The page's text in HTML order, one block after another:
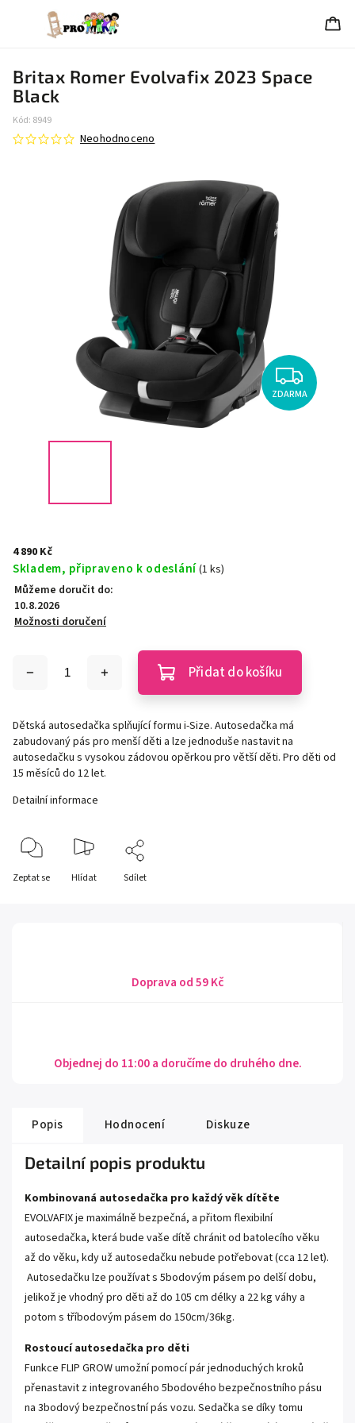
Britax Romer Evolvafix 2023 Space
Black
Kód: 8949
Neohodnoceno
ZDARMA
4 890 Kč
Skladem, připraveno k odeslání(1 ks)
Můžeme doručit do:
10.8.2026
Možnosti doručení
Přidat do košíku
Dětská autosedačka splňující formu i-Size. Autosedačka má
zabudovaný pás pro menší děti a lze jednoduše nastavit na
autosedačku s vysokou zádovou opěrkou pro větší děti. Pro děti od
15 měsíců do 12 let.
Detailní informace
Zeptat se Hlídat Sdílet
Doprava od 59 Kč
Objednej do 11:00 a doručíme do druhého dne.
Popis Hodnocení Diskuze
Detailní popis produktu
Kombinovaná autosedačka pro každý věk dítěte
EVOLVAFIX je maximálně bezpečná, a přitom flexibilní
autosedačka, která bude vaše dítě chránit od batolecího věku
až do věku, kdy už autosedačku nebude potřebovat (cca 12 let).
Autosedačku lze používat s 5bodovým pásem po delší dobu,
jelikož je vhodný pro děti až do 105 cm délky a 22 kg váhy a
potom s tříbodovým pásem do 150cm/36kg.
Rostoucí autosedačka pro děti
Funkce FLIP GROW umožní pomocí pár jednoduchých kroků
přenastavit z integrovaného 5bodového bezpečnostního pásu
na 3bodový bezpečnostní pás vozu. Sedačka se díky tomu